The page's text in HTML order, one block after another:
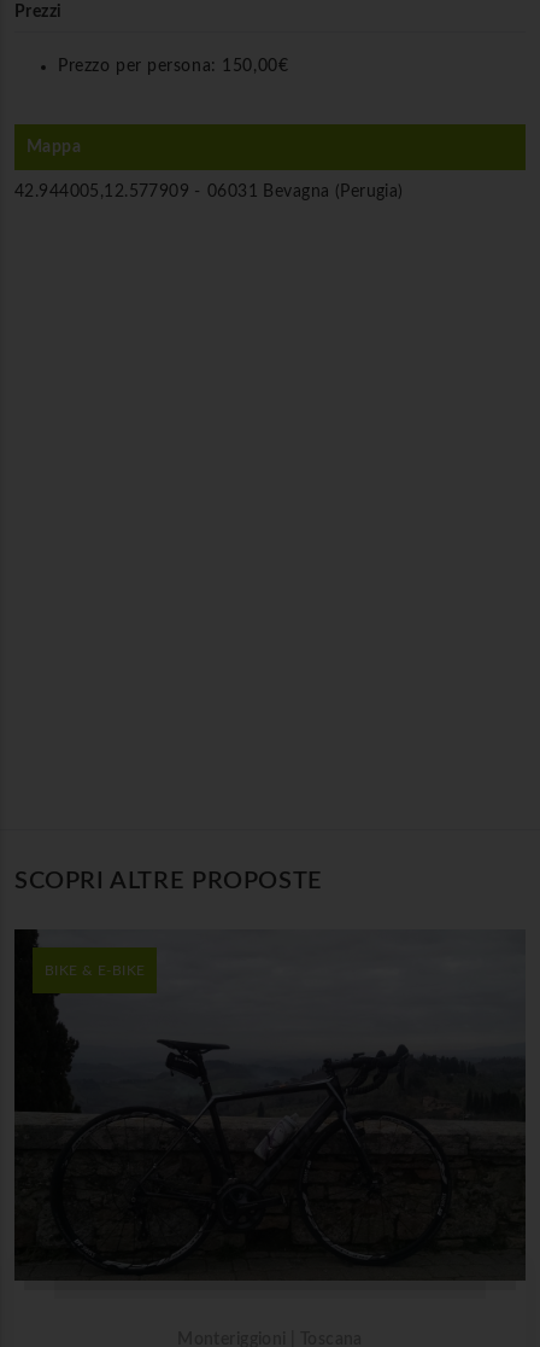
Prezzi
Prezzo per persona: 150,00€
Mappa
42.944005,12.577909 - 06031 Bevagna (Perugia)
SCOPRI ALTRE PROPOSTE
BIKE & E-BIKE